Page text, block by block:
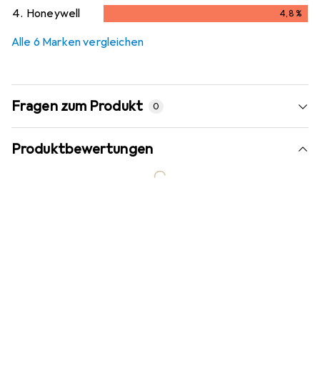
4,7%
4. Honeywell 4,8%
Alle 6 Marken vergleichen
Fragen zum Produkt 0
Produktbewertungen